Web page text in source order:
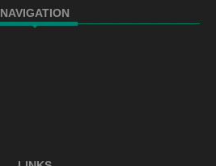
NAVIGATION